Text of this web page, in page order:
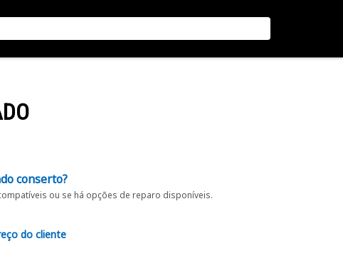
conserto?
ou se há opções de reparo disponíveis.
do cliente